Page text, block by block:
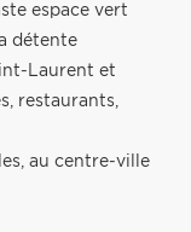
espace vert
détente
Laurent et
restaurants,
au centre-ville